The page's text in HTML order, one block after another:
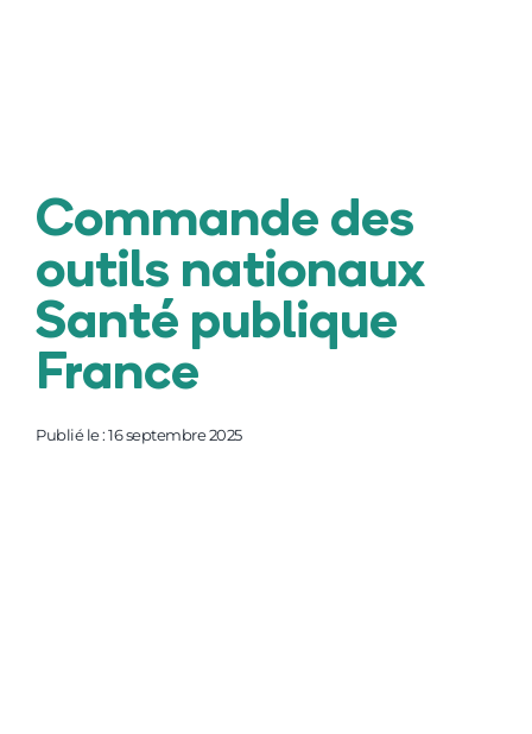
Commande des
outils nationaux
Santé publique
France
Publié le : 16 septembre 2025